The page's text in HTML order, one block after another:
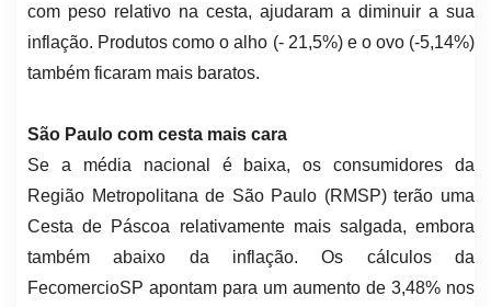
com peso relativo na cesta, ajudaram a diminuir a sua
inflação. Produtos como o alho (- 21,5%) e o ovo (-5,14%)
também ficaram mais baratos.
São Paulo com cesta mais cara
Se a média nacional é baixa, os consumidores da
Região Metropolitana de São Paulo (RMSP) terão uma
Cesta de Páscoa relativamente mais salgada, embora
também abaixo da inflação. Os cálculos da
FecomercioSP apontam para um aumento de 3,48% nos